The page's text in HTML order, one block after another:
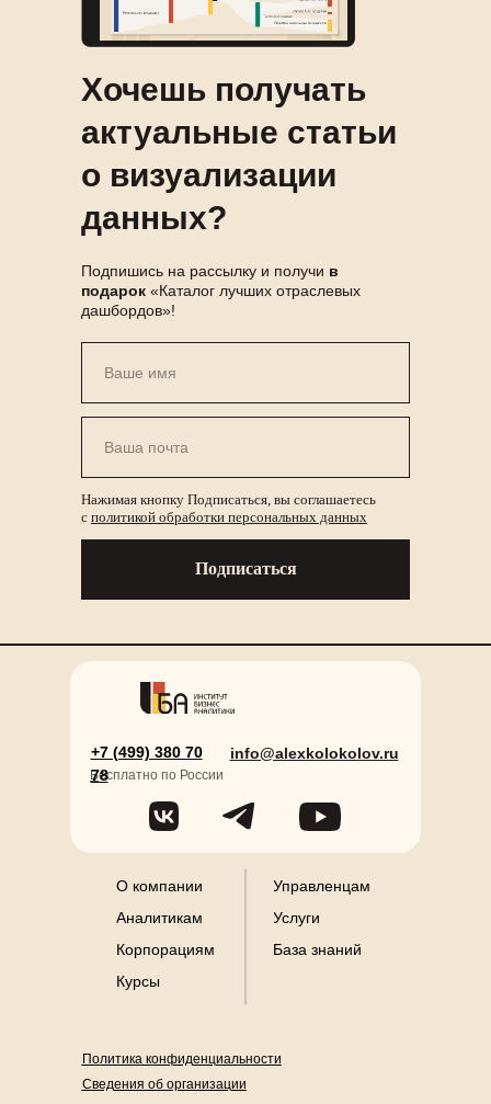
Подпишись на рассылку и получи в
подарок «Каталог лучших отраслевых
дашбордов»!
Хочешь получать
актуальные статьи
о визуализации
данных?
Нажимая кнопку Подписаться, вы соглашаетесь
с политикой обработки персональных данных
Подписаться
Политика конфиденциальности
Сведения об организации
+7 (499) 380 70
78
Бесплатно по России
info@alexkolokolov.ru
Аналитикам
Управленцам
Корпорациям База знаний
Услуги
Курсы
О компании